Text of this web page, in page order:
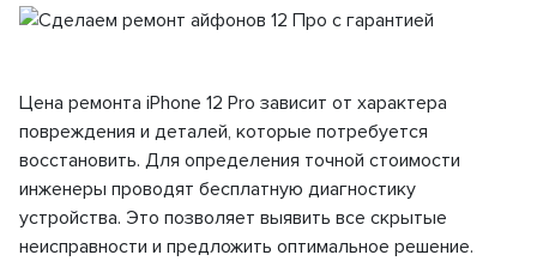
Цена ремонта iPhone 12 Pro зависит от характера
повреждения и деталей, которые потребуется
восстановить. Для определения точной стоимости
инженеры проводят бесплатную диагностику
устройства. Это позволяет выявить все скрытые
неисправности и предложить оптимальное решение.